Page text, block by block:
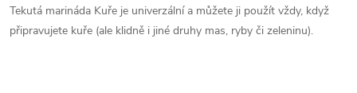
Tekutá marináda Kuře je univerzální a můžete ji použít vždy, když
připravujete kuře (ale klidně i jiné druhy mas, ryby či zeleninu).